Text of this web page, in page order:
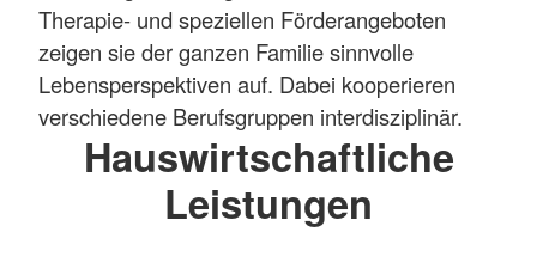
Therapie- und speziellen Förderangeboten
zeigen sie der ganzen Familie sinnvolle
Lebensperspektiven auf. Dabei kooperieren
verschiedene Berufsgruppen interdisziplinär.
Hauswirtschaftliche
Leistungen